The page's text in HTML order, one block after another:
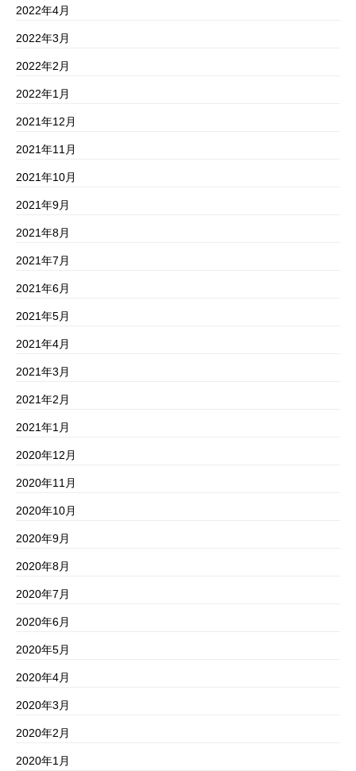
2022年4月
2022年3月
2022年2月
2022年1月
2021年12月
2021年11月
2021年10月
2021年9月
2021年8月
2021年7月
2021年6月
2021年5月
2021年4月
2021年3月
2021年2月
2021年1月
2020年12月
2020年11月
2020年10月
2020年9月
2020年8月
2020年7月
2020年6月
2020年5月
2020年4月
2020年3月
2020年2月
2020年1月